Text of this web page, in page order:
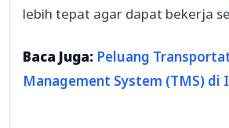
lebih tepat agar dapat bekerja
Baca Juga: Peluang
Management System (TMS) di